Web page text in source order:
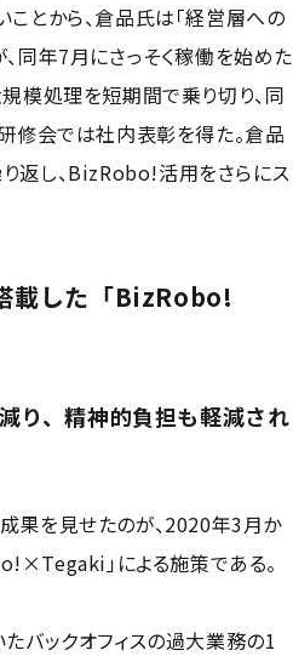
とから、倉品氏は「経営層への
同年7月にさっそく稼働を始めた
模処理を短期間で乗り切り、同
会では社内表彰を得た。倉品
返し、BizRobo!活用をさらにス
載した「BizRobo!
り、精神的負担も軽減され
果を見せたのが、2020年3月か
」による施策である。
バックオフィスの過大業務の1